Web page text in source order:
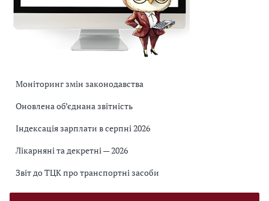
Моніторинг змін законодавства
Оновлена об’єднана звітність
Індексація зарплати в серпні 2026
Лікарняні та декретні — 2026
Звіт до ТЦК про транспортні засоби